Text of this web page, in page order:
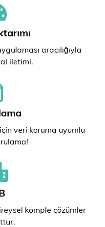
aracılığıyla
iletimi.
veri koruma uyumlu
komple çözümler